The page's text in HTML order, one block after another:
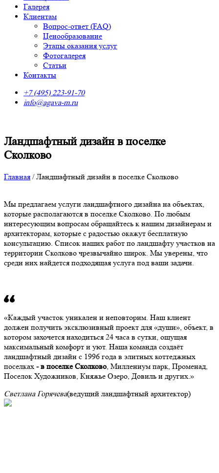
Галерея
Клиентам
Вопрос-ответ (FAQ)
Ценообразование
Этапы оказания услуг
Фотогалерея
Статьи
Контакты
+7 (495) 223-91-70
info@agava-m.ru
Ландшафтный дизайн в поселке
Сколково
Главная /Ландшафтный дизайн в поселке Сколково
Мы предлагаем услуги ландшафтного дизайна на объектах,
которые располагаются в поселке Сколково. По любым
интересующим вопросам обращайтесь к нашим дизайнерам и
архитекторам, которые с радостью окажут бесплатную
консультацию. Список наших работ по ландшафту участков на
территории Сколково чрезвычайно широк. Мы уверены, что
среди них найдется подходящая услуга под ваши задачи.
Каждый участок уникален и неповторим. Наш клиент
должен получить эксклюзивный проект для «души», объект, в
котором захочется находиться 24 часа в сутки, ощущая
максимальный комфорт и уют. Наша команда создаёт
ландшафтный дизайн с 1996 года в элитных коттеджных
поселках - в поселке Сколково, Миллениум парк, Променад,
Поселок Художников, Княжье Озеро, Довиль и других.
Светлана Горячева(ведущий ландшафтный архитектор)